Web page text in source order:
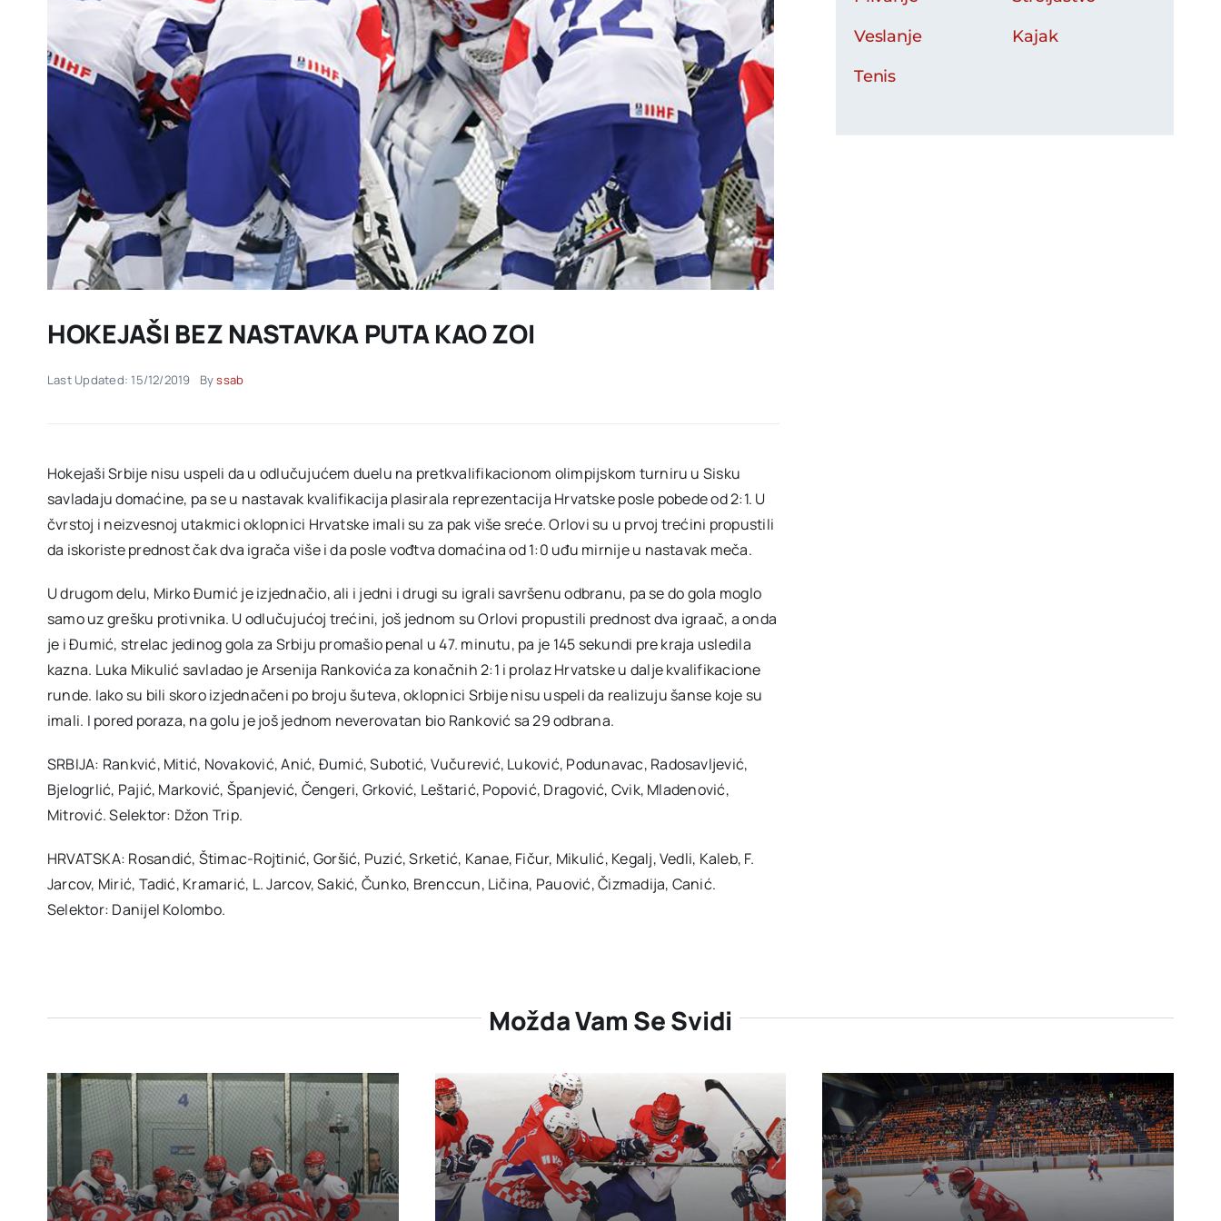
HOKEJAŠI BEZ NASTAVKA PUTA KAO ZOI
Last Updated: 15/12/2019 Byssab
Hokejaši Srbije nisu uspeli da u odlučujućem duelu na pretkvalifikacionom olimpijskom turniru u Sisku
savladaju domaćine, pa se u nastavak kvalifikacija plasirala reprezentacija Hrvatske posle pobede od 2:1. U
čvrstoj i neizvesnoj utakmici oklopnici Hrvatske imali su za pak više sreće. Orlovi su u prvoj trećini propustili
da iskoriste prednost čak dva igrača više i da posle vođtva domaćina od 1:0 uđu mirnije u nastavak meča.
U drugom delu, Mirko Đumić je izjednačio, ali i jedni i drugi su igrali savršenu odbranu, pa se do gola moglo
samo uz grešku protivnika. U odlučujućoj trećini, još jednom su Orlovi propustili prednost dva igraač, a onda
je i Đumić, strelac jedinog gola za Srbiju promašio penal u 47. minutu, pa je 145 sekundi pre kraja usledila
kazna. Luka Mikulić savladao je Arsenija Rankovića za konačnih 2:1 i prolaz Hrvatske u dalje kvalifikacione
runde. Iako su bili skoro izjednačeni po broju šuteva, oklopnici Srbije nisu uspeli da realizuju šanse koje su
imali. I pored poraza, na golu je još jednom neverovatan bio Ranković sa 29 odbrana.
SRBIJA: Rankvić, Mitić, Novaković, Anić, Đumić, Subotić, Vučurević, Luković, Podunavac, Radosavljević,
Bjelogrlić, Pajić, Marković, Španjević, Čengeri, Grković, Leštarić, Popović, Dragović, Cvik, Mladenović,
Mitrović. Selektor: Džon Trip.
HRVATSKA: Rosandić, Štimac-Rojtinić, Goršić, Puzić, Srketić, Kanae, Fičur, Mikulić, Kegalj, Vedli, Kaleb, F.
Jarcov, Mirić, Tadić, Kramarić, L. Jarcov, Sakić, Čunko, Brenccun, Ličina, Pauović, Čizmadija, Canić.
Selektor: Danijel Kolombo.
Veslanje
Kajak
Tenis
Možda Vam Se Svidi